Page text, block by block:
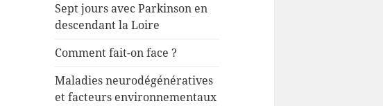
Sept jours avec Parkinson en
descendant la Loire
Comment fait-on face ?
Maladies neurodégénératives
et facteurs environnementaux